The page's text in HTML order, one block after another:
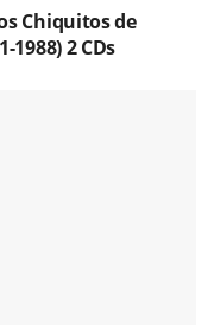
Chiquitos de
2 CDs